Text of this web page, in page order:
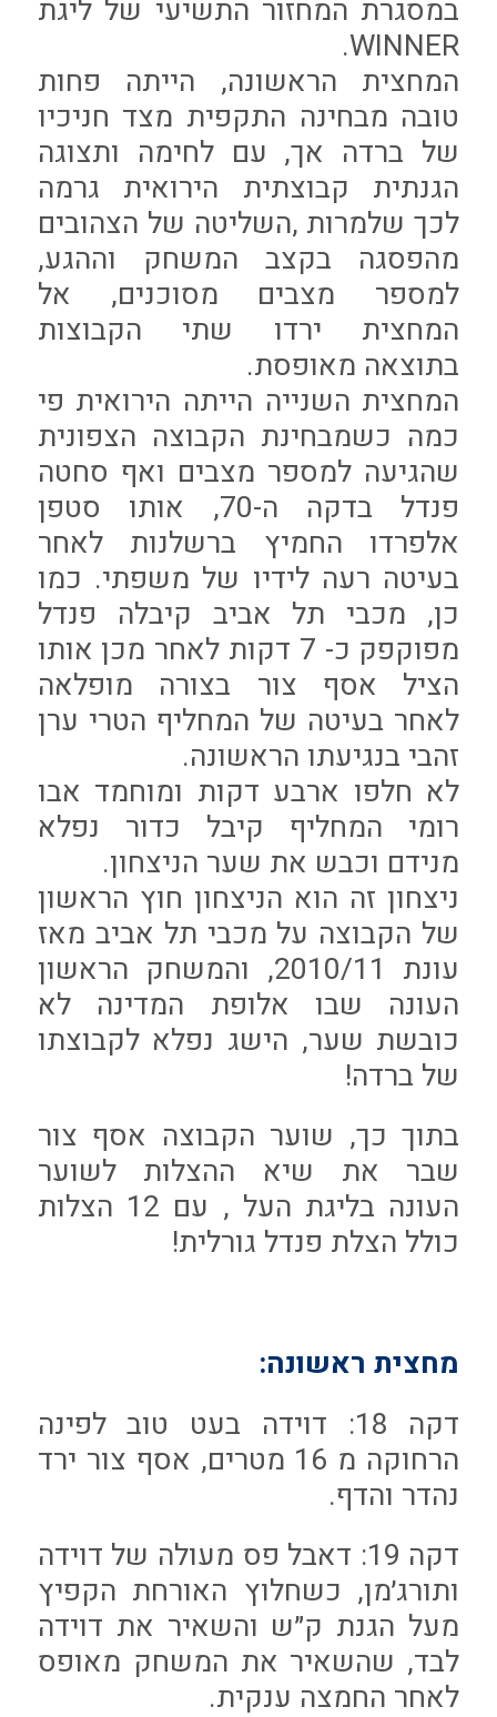
במסגרת המחזור התשיעי של ליגת
WINNER.
המחצית הראשונה, הייתה פחות
טובה מבחינה התקפית מצד חניכיו
של ברדה אך, עם לחימה ותצוגה
הגנתית קבוצתית הירואית גרמה
לכך שלמרות ,השליטה של הצהובים
מהפסגה בקצב המשחק וההגע,
למספר מצבים מסוכנים, אל
המחצית ירדו שתי הקבוצות
בתוצאה מאופסת.
המחצית השנייה הייתה הירואית פי
כמה כשמבחינת הקבוצה הצפונית
שהגיעה למספר מצבים ואף סחטה
פנדל בדקה ה-70, אותו סטפן
אלפרדו החמיץ ברשלנות לאחר
בעיטה רעה לידיו של משפתי. כמו
כן, מכבי תל אביב קיבלה פנדל
מפוקפק כ- 7 דקות לאחר מכן אותו
הציל אסף צור בצורה מופלאה
לאחר בעיטה של המחליף הטרי ערן
זהבי בנגיעתו הראשונה.
לא חלפו ארבע דקות ומוחמד אבו
רומי המחליף קיבל כדור נפלא
מנידם וכבש את שער הניצחון.
ניצחון זה הוא הניצחון חוץ הראשון
של הקבוצה על מכבי תל אביב מאז
עונת 2010/11, והמשחק הראשון
העונה שבו אלופת המדינה לא
כובשת שער, הישג נפלא לקבוצתו
של ברדה!
בתוך כך, שוער הקבוצה אסף צור
שבר את שיא ההצלות לשוער
העונה בליגת העל , עם 12 הצלות
כולל הצלת פנדל גורלית!
מחצית ראשונה:
דקה 18: דוידה בעט טוב לפינה
הרחוקה מ 16 מטרים, אסף צור ירד
נהדר והדף.
דקה 19: דאבל פס מעולה של דוידה
ותורג׳מן, כשחלוץ האורחת הקפיץ
מעל הגנת ק״ש והשאיר את דוידה
לבד, שהשאיר את המשחק מאופס
לאחר החמצה ענקית.